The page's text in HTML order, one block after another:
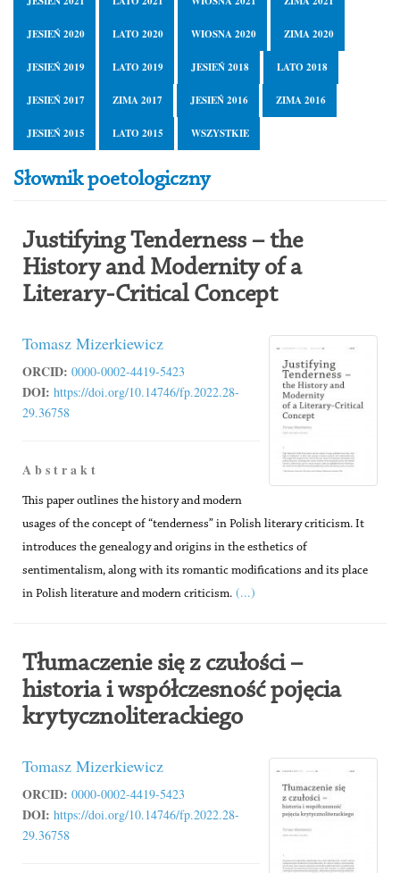
JESIEŃ 2020 LATO 2020 WIOSNA 2020 ZIMA 2020
JESIEŃ 2019 LATO 2019 JESIEŃ 2018 LATO 2018
JESIEŃ 2017 ZIMA 2017 JESIEŃ 2016 ZIMA 2016
JESIEŃ 2015 LATO 2015 WSZYSTKIE
Słownik poetologiczny
Justifying Tenderness – the
History and Modernity of a
Literary-Critical Concept
Tomasz Mizerkiewicz
ORCID: 0000-0002-4419-5423
DOI: https://doi.org/10.14746/fp.2022.28-
29.36758
A b s t r a k t
This paper outlines the history and modern
usages of the concept of “tenderness” in Polish literary criticism. It
introduces the genealogy and origins in the esthetics of
sentimentalism, along with its romantic modifications and its place
in Polish literature and modern criticism. (...)
Tłumaczenie się z czułości –
historia i współczesność pojęcia
krytycznoliterackiego
Tomasz Mizerkiewicz
ORCID: 0000-0002-4419-5423
DOI: https://doi.org/10.14746/fp.2022.28-
29.36758